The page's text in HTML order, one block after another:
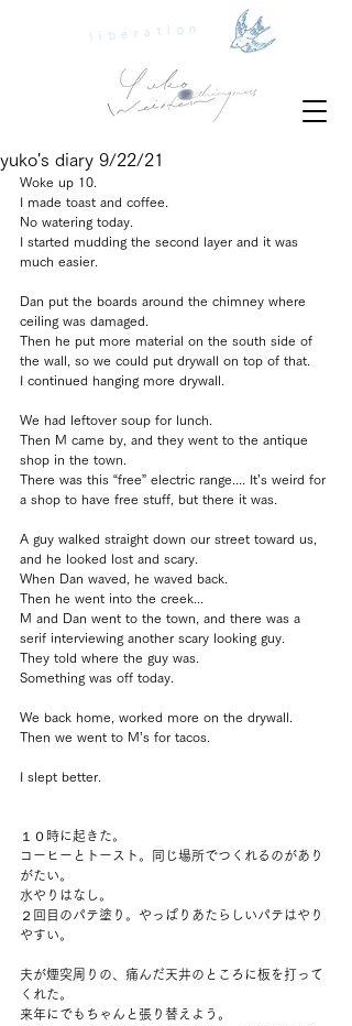
liberation
yuko's diary 9/22/21
Woke up 10.
I made toast and coffee.
No watering today.
I started mudding the second layer and it was
much easier.
Dan put the boards around the chimney where
ceiling was damaged.
Then he put more material on the south side of
the wall, so we could put drywall on top of that.
I continued hanging more drywall.
We had leftover soup for lunch.
Then M came by, and they went to the antique
shop in the town.
There was this “free” electric range.... It’s weird for
a shop to have free stuff, but there it was.
A guy walked straight down our street toward us,
and he looked lost and scary.
When Dan waved, he waved back.
Then he went into the creek...
M and Dan went to the town, and there was a
serif interviewing another scary looking guy.
They told where the guy was.
Something was off today.
We back home, worked more on the drywall.
Then we went to M’s for tacos.
I slept better.
１０時に起きた。
コーヒーとトースト。同じ場所でつくれるのがあり
がたい。
水やりはなし。
２回目のパテ塗り。やっぱりあたらしいパテはやり
やすい。
夫が煙突周りの、痛んだ天井のところに板を打って
くれた。
来年にでもちゃんと張り替えよう。